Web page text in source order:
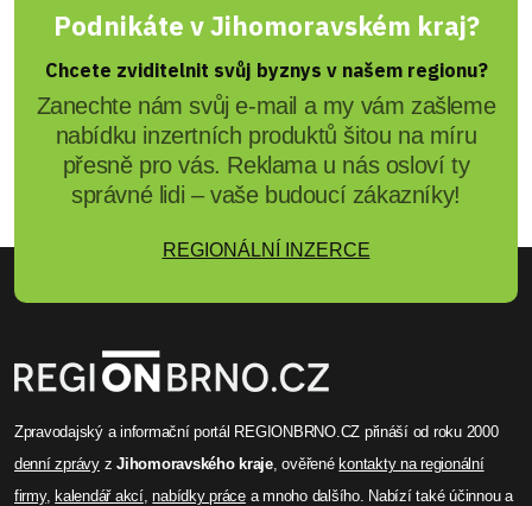
Podnikáte v Jihomoravském kraj?
Chcete zviditelnit svůj byznys v našem regionu?
Zanechte nám svůj e-mail a my vám zašleme
nabídku inzertních produktů šitou na míru
přesně pro vás. Reklama u nás osloví ty
správné lidi – vaše budoucí zákazníky!
REGIONÁLNÍ INZERCE
Zpravodajský a informační portál REGIONBRNO.CZ přináší od roku 2000
denní zprávyzJihomoravského kraje, ověřené kontakty na regionální
firmy, kalendář akcí,nabídky prácea mnoho dalšího. Nabízí také účinnou a